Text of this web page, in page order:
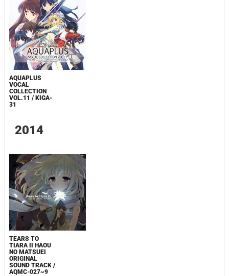
AQUAPLUS
VOCAL
COLLECTION
VOL.11 / KIGA-
31
2014
TEARS TO
TIARA II HAOU
NO MATSUEI
ORIGINAL
SOUND TRACK /
AQMC-027~9